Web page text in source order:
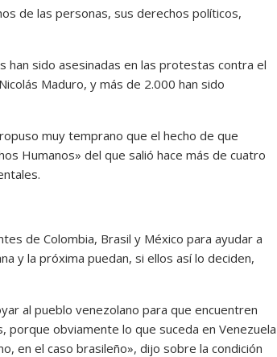
de las personas, sus derechos políticos,
han sido asesinadas en las protestas contra el
Maduro, y más de 2.000 han sido
muy temprano que el hecho de que
Humanos» del que salió hace más de cuatro
de Colombia, Brasil y México para ayudar a
y la próxima puedan, si ellos así lo deciden,
al pueblo venezolano para que encuentren
porque obviamente lo que suceda en Venezuela
en el caso brasileño», dijo sobre la condición